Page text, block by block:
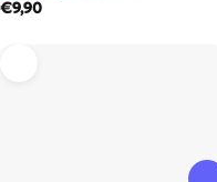
€9,90